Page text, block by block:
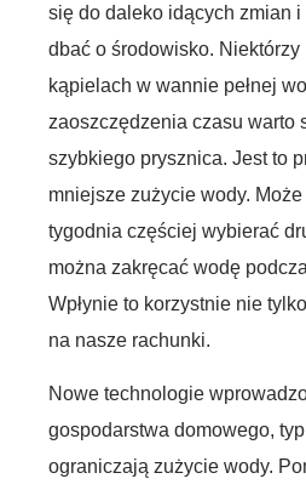
się do daleko idących zmian
dbać o środowisko. Niektórzy
kąpielach w wannie pełnej
zaoszczędzenia czasu warto
szybkiego prysznica. Jest to
mniejsze zużycie wody.
tygodnia częściej wybierać
można zakręcać wodę
Wpłynie to korzystnie nie
na nasze rachunki.
Nowe technologie
gospodarstwa domowego,
ograniczają zużycie wody.